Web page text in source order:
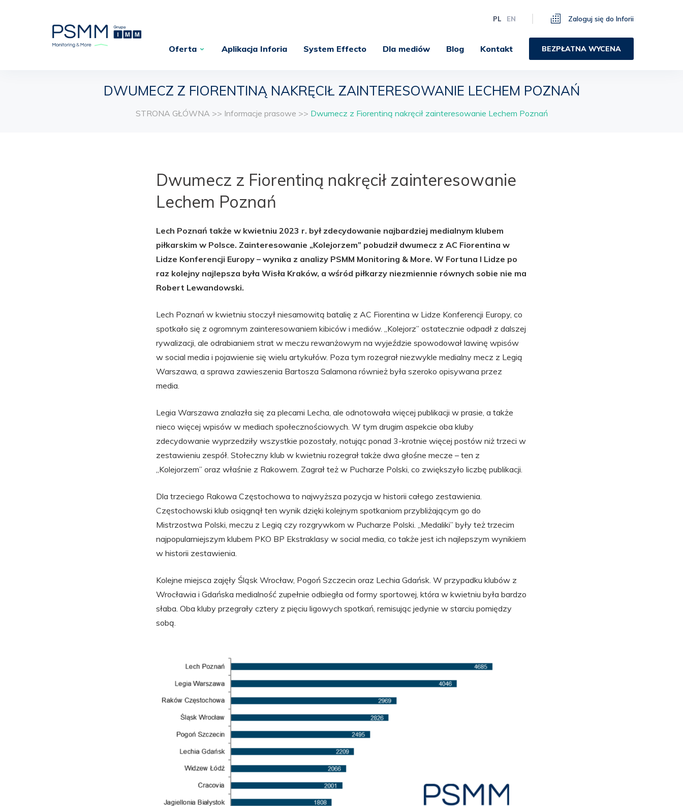
PL EN Zaloguj się do Inforii
Oferta Aplikacja Inforia System Effecto Dla mediów Blog Kontakt BEZPŁATNA WYCENA
DWUMECZ Z FIORENTINĄ NAKRĘCIŁ ZAINTERESOWANIE LECHEM POZNAŃ
STRONA GŁÓWNA >> Informacje prasowe >> Dwumecz z Fiorentiną nakręcił zainteresowanie Lechem Poznań
Dwumecz z Fiorentiną nakręcił zainteresowanie
Lechem Poznań
Lech Poznań także w kwietniu 2023 r. był zdecydowanie najbardziej medialnym klubem
piłkarskim w Polsce. Zainteresowanie „Kolejorzem” pobudził dwumecz z AC Fiorentina w
Lidze Konferencji Europy – wynika z analizy PSMM Monitoring & More. W Fortuna I Lidze po
raz kolejny najlepsza była Wisła Kraków, a wśród piłkarzy niezmiennie równych sobie nie ma
Robert Lewandowski.
Lech Poznań w kwietniu stoczył niesamowitą batalię z AC Fiorentina w Lidze Konferencji Europy, co
spotkało się z ogromnym zainteresowaniem kibiców i mediów. „Kolejorz” ostatecznie odpadł z dalszej
rywalizacji, ale odrabianiem strat w meczu rewanżowym na wyjeździe spowodował lawinę wpisów
w social media i pojawienie się wielu artykułów. Poza tym rozegrał niezwykle medialny mecz z Legią
Warszawa, a sprawa zawieszenia Bartosza Salamona również była szeroko opisywana przez
media.
Legia Warszawa znalazła się za plecami Lecha, ale odnotowała więcej publikacji w prasie, a także
nieco więcej wpisów w mediach społecznościowych. W tym drugim aspekcie oba kluby
zdecydowanie wyprzedziły wszystkie pozostały, notując ponad 3-krotnie więcej postów niż trzeci w
zestawieniu zespół. Stołeczny klub w kwietniu rozegrał także dwa głośne mecze – ten z
„Kolejorzem” oraz właśnie z Rakowem. Zagrał też w Pucharze Polski, co zwiększyło liczbę publikacji.
Dla trzeciego Rakowa Częstochowa to najwyższa pozycja w historii całego zestawienia.
Częstochowski klub osiągnął ten wynik dzięki kolejnym spotkaniom przybliżającym go do
Mistrzostwa Polski, meczu z Legią czy rozgrywkom w Pucharze Polski. „Medaliki” były też trzecim
najpopularniejszym klubem PKO BP Ekstraklasy w social media, co także jest ich najlepszym wynikiem
w historii zestawienia.
Kolejne miejsca zajęły Śląsk Wrocław, Pogoń Szczecin oraz Lechia Gdańsk. W przypadku klubów z
Wrocławia i Gdańska medialność zupełnie odbiegła od formy sportowej, która w kwietniu była bardzo
słaba. Oba kluby przegrały cztery z pięciu ligowych spotkań, remisując jedynie w starciu pomiędzy
sobą.